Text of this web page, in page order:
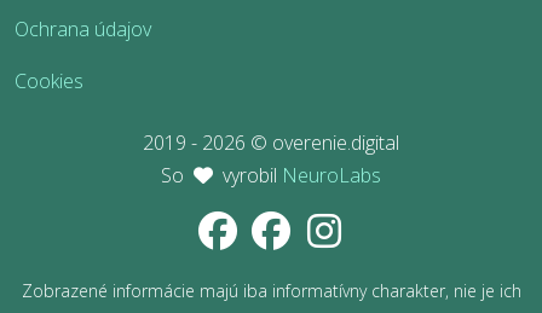
Ochrana údajov
Cookies
2019 - 2026 © overenie.digital
So
vyrobil NeuroLabs
Zobrazené informácie majú iba informatívny charakter, nie je ich